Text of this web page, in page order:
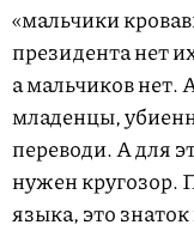
«мальчики
президента нет
а мальчиков нет.
младенцы,
переводи. А для
нужен кругозор.
языка, это